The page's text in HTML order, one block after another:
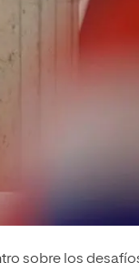
sobre los